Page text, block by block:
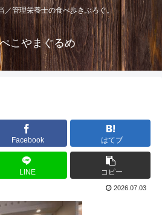
／管理栄養士の食べ歩きぶろぐ。
こやまぐるめ
Facebook はてブ
LINE コピー
2026.07.03